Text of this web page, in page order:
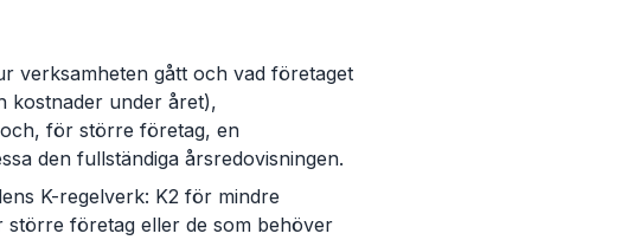
verksamheten gått och vad företaget
kostnader under året),
för större företag, en
den fullständiga årsredovisningen.
K-regelverk: K2 för mindre
företag eller de som behöver